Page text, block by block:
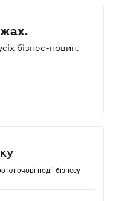
бізнес-новин.
події бізнесу